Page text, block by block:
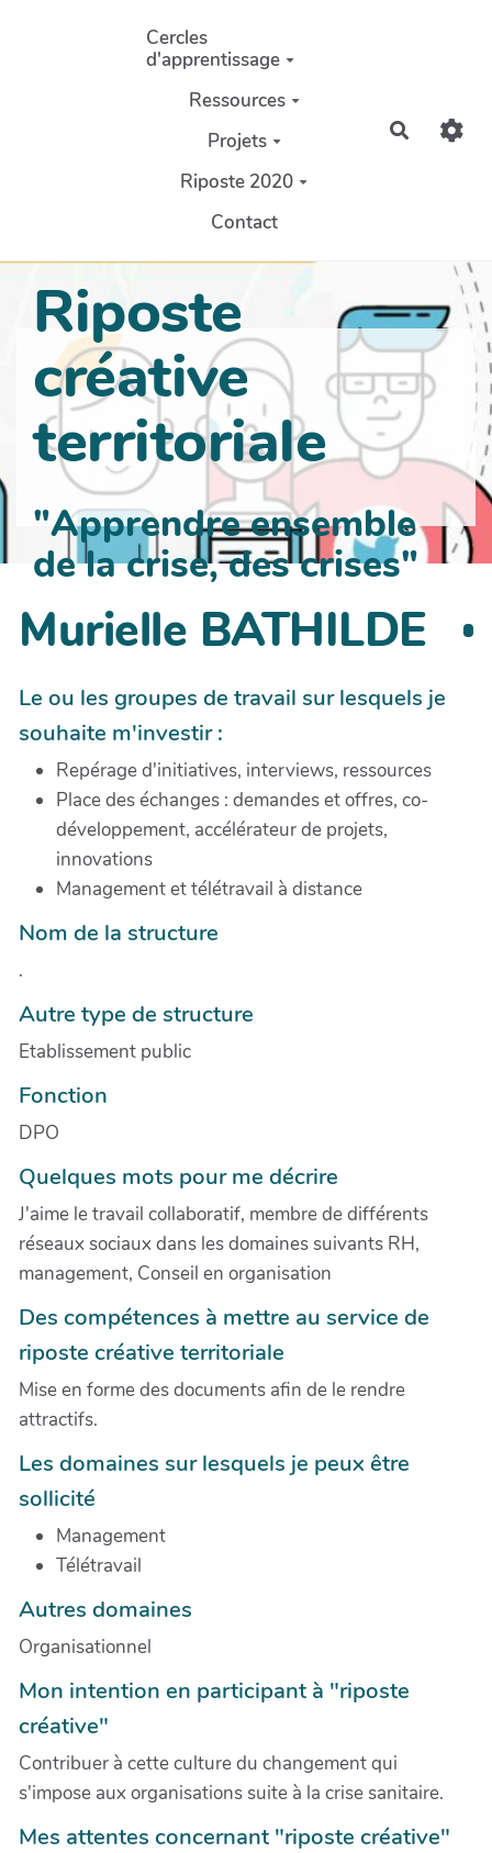
Aller au contenu principal
Cercles
d'apprentissage
Ressources
Projets
Riposte 2020
Contact
Riposte
créative
territoriale
"Apprendre ensemble
de la crise, des crises"
Murielle BATHILDE
Le ou les groupes de travail sur lesquels je
souhaite m'investir :
Repérage d'initiatives, interviews, ressources
Place des échanges : demandes et offres, co-
développement, accélérateur de projets,
innovations
Management et télétravail à distance
Nom de la structure
.
Autre type de structure
Etablissement public
Fonction
DPO
Quelques mots pour me décrire
J'aime le travail collaboratif, membre de différents
réseaux sociaux dans les domaines suivants RH,
management, Conseil en organisation
Des compétences à mettre au service de
riposte créative territoriale
Mise en forme des documents afin de le rendre
attractifs.
Les domaines sur lesquels je peux être
sollicité
Management
Télétravail
Autres domaines
Organisationnel
Mon intention en participant à "riposte
créative"
Contribuer à cette culture du changement qui
s'impose aux organisations suite à la crise sanitaire.
Mes attentes concernant "riposte créative"